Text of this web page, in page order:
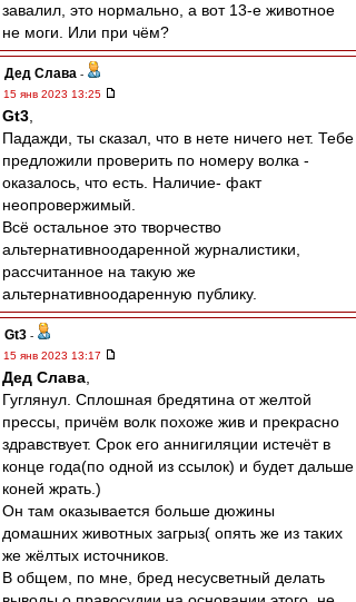
завалил, это нормально, а вот 13-е животное
не моги. Или при чём?
Дед Слава -
15 янв 2023 13:25
Gt3
Падажди, ты сказал, что в нете ничего нет. Тебе
предложили проверить по номеру волка -
оказалось, что есть. Наличие- факт
неопровержимый.
Всё остальное это творчество
альтернативноодаренной журналистики,
рассчитанное на такую же
альтернативноодаренную публику.
Gt3 -
15 янв 2023 13:17
Дед Слава
Гуглянул. Сплошная бредятина от желтой
прессы, причём волк похоже жив и прекрасно
здравствует. Срок его аннигиляции истечёт в
конце года(по одной из ссылок) и будет дальше
коней жрать.)
Он там оказывается больше дюжины
домашних животных загрыз( опять же из таких
же жёлтых источников.
В общем, по мне, бред несусветный делать